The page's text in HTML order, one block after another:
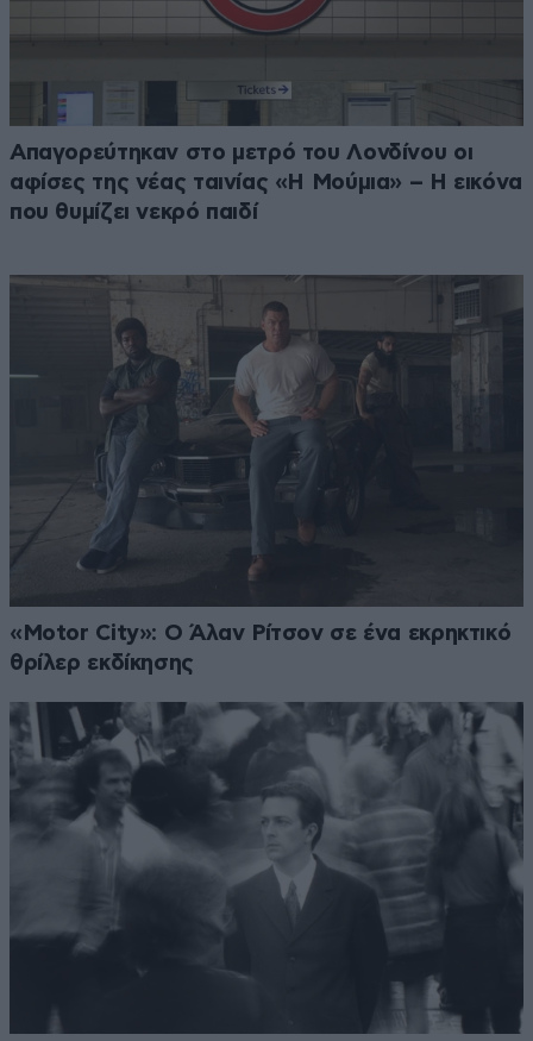
Απαγορεύτηκαν στο μετρό του Λονδίνου οι
αφίσες της νέας ταινίας «Η Μούμια» – Η εικόνα
που θυμίζει νεκρό παιδί
«Motor City»: Ο Άλαν Ρίτσον σε ένα εκρηκτικό
θρίλερ εκδίκησης